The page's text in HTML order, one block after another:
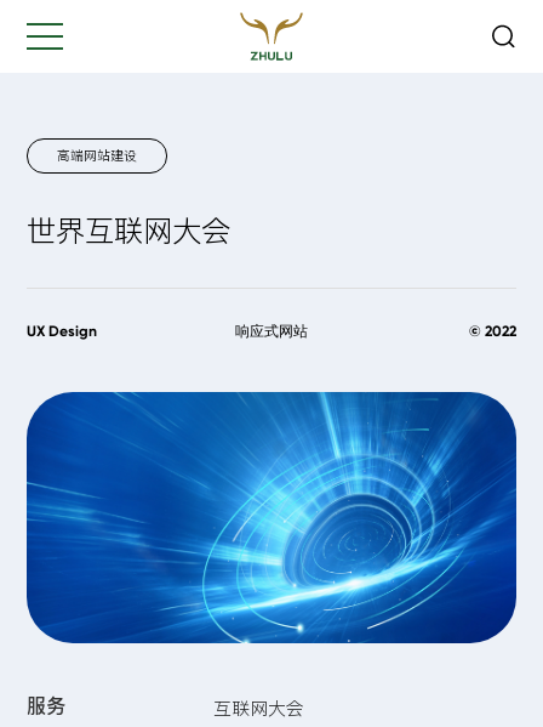
高端网站建设
世界互联网大会
UX Design 响应式网站 © 2022
服务 互联网大会
是我们最重要的工作之一...
您的姓名:*
联系方式: *
您的需求:
提交